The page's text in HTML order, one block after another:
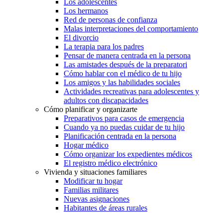
Los hermanos
Red de personas de confianza
Malas interpretaciones del comportamiento
El divorcio
La terapia para los padres
Pensar de manera centrada en la persona
Las amistades después de la preparatori
Cómo hablar con el médico de tu hijo
Los amigos y las habilidades sociales
Actividades recreativas para adolescentes y
adultos con discapacidades
Cómo planificar y organizarte
Preparativos para casos de emergencia
Cuando ya no puedas cuidar de tu hijo
Planificación centrada en la persona
Hogar médico
Cómo organizar los expedientes médicos
El registro médico electrónico
Vivienda y situaciones familiares
Modificar tu hogar
Familias militares
Nuevas asignaciones
Habitantes de áreas rurales